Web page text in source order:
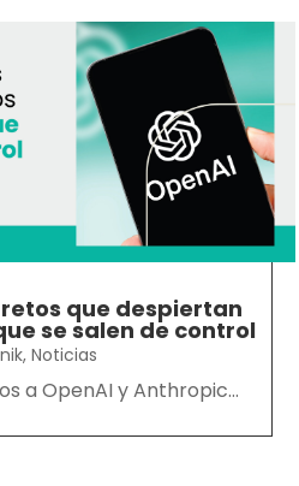
retos que despiertan
se salen de control
,Noticias
a OpenAI y Anthropic...